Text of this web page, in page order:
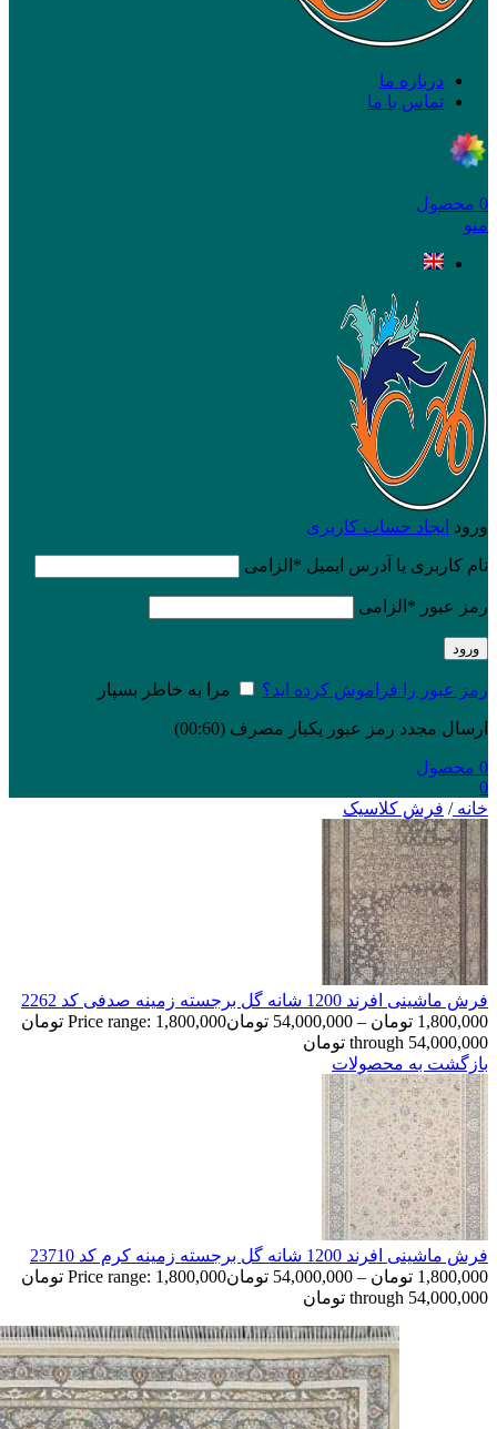
درباره ما
تماس با ما
0 محصول
منو
ورود ایجاد حساب کاربری
نام کاربری یا آدرس ایمیل * الزامی
رمز عبور * الزامی
ورود
رمز عبور را فراموش کرده اید؟ مرا به خاطر بسپار
ارسال مجدد رمز عبور یکبار مصرف (00:
60
)
0 محصول
0
خانه/ فرش کلاسیک
فرش ماشینی افرند 1200 شانه گل برجسته زمینه صدفی کد 2262
1,800,000 تومان –
54,000,000 تومان
Price range: 1,800,000 تومان
through 54,000,000 تومان
بازگشت به محصولات
فرش ماشینی افرند 1200 شانه گل برجسته زمینه کرم کد 23710
1,800,000 تومان –
54,000,000 تومان
Price range: 1,800,000 تومان
through 54,000,000 تومان